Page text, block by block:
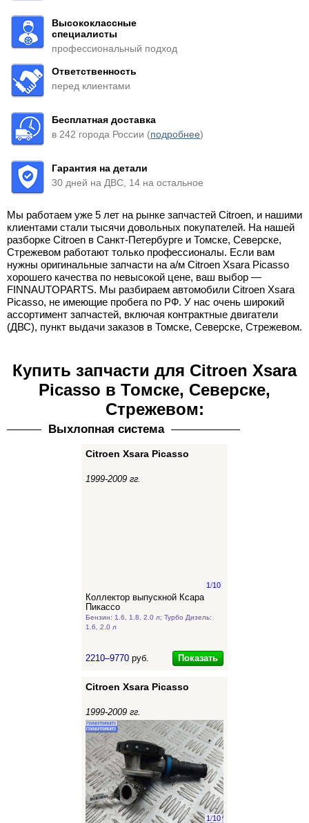
Высококлассные
специалисты
профессиональный подход
Ответственность
перед клиентами
Бесплатная доставка
в 242 города России (подробнее)
Гарантия на детали
30 дней на ДВС, 14 на остальное
Мы работаем уже 5 лет на рынке запчастей Citroen, и нашими
клиентами стали тысячи довольных покупателей. На нашей
разборке Citroen в Санкт-Петербурге и Томске, Северске,
Стрежевом работают только профессионалы. Если вам
нужны оригинальные запчасти на а/м Citroen Xsara Picasso
хорошего качества по невысокой цене, ваш выбор —
FINNAUTOPARTS. Мы разбираем автомобили Citroen Xsara
Picasso, не имеющие пробега по РФ. У нас очень широкий
ассортимент запчастей, включая контрактные двигатели
(ДВС), пункт выдачи заказов в Томске, Северске, Стрежевом.
Купить запчасти для Citroen Xsara
Picasso в Томске, Северске,
Стрежевом:
Выхлопная система
Citroen Xsara Picasso
1999-2009 гг.
1/10
Коллектор выпускной Ксара
Пикассо
Бензин: 1.6, 1.8, 2.0 л; Турбо Дизель:
1.6, 2.0 л
2210–9770 руб. Показать
Citroen Xsara Picasso
1999-2009 гг.
1/10